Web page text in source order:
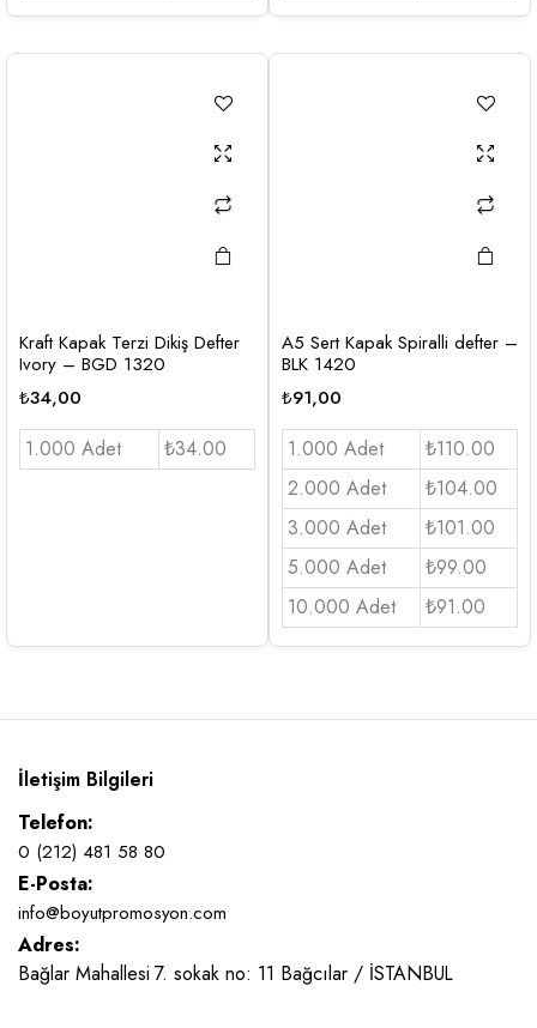
Kraft Kapak Terzi Dikiş Defter
Ivory – BGD 1320
₺34,00
1.000 Adet ₺34.00
A5 Sert Kapak Spiralli defter –
BLK 1420
₺91,00
1.000 Adet
₺110.00
2.000 Adet
₺104.00
3.000 Adet
₺101.00
5.000 Adet
₺99.00
10.000 Adet
₺91.00
İletişim Bilgileri
Telefon:
0 (212) 481 58 80
E-Posta:
info@boyutpromosyon.com
Adres:
Bağlar Mahallesi 7. sokak no: 11 Bağcılar / İSTANBUL